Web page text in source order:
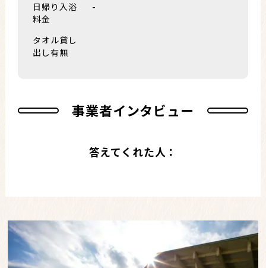
日帰り入浴
料金
-
タオル貸し
出し有無
事業者インタビュー
答えてくれた人：